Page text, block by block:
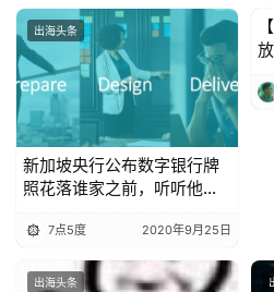
出海头条
新加坡央行公布数字银行牌
照花落谁家之前，听听他们
7点5度 2020年9月25日
出海头条